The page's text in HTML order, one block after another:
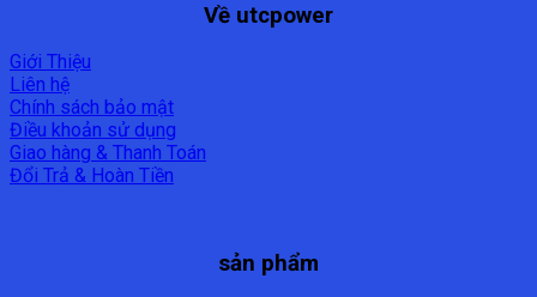
Về utcpower
Giới Thiệu
Liên hệ
Chính sách bảo mật
Điều khoản sử dụng
Giao hàng & Thanh Toán
Đổi Trả & Hoàn Tiền
sản phẩm